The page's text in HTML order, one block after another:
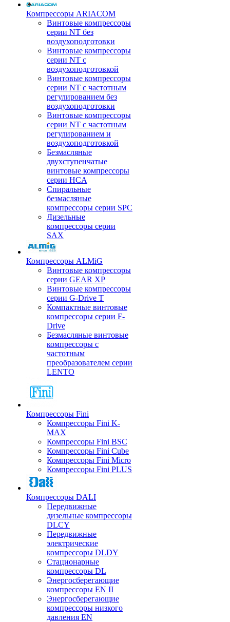
Компрессоры ARIACOM
Винтовые компрессоры
серии NT без
воздухоподготовки
Винтовые компрессоры
серии NT c
воздухоподготовкой
Винтовые компрессоры
серии NT с частотным
регулированием без
воздухоподготовки
Винтовые компрессоры
серии NT с частотным
регулированием и
воздухоподготовкой
Безмасляные
двухступенчатые
винтовые компрессоры
серии HCA
Спиральные
безмасляные
компрессоры серии SPC
Дизельные
компрессоры серии
SAX
Компрессоры ALMiG
Винтовые компрессоры
серии GEAR XP
Винтовые компрессоры
серии G-Drive T
Компактные винтовые
компрессоры серии F-
Drive
Безмасляные винтовые
компрессоры с
частотным
преобразователем серии
LENTO
Компрессоры Fini
Компрессоры Fini K-
MAX
Компрессоры Fini BSC
Компрессоры Fini Cube
Компрессоры Fini Micro
Компрессоры Fini PLUS
Компрессоры DALI
Передвижные
дизельные компрессоры
DLCY
Передвижные
электрические
компрессоры DLDY
Стационарные
компрессоры DL
Энергосберегающие
компрессоры EN II
Энергосберегающие
компрессоры низкого
давления EN